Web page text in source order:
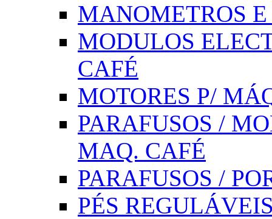
MANOMETROS
MODULOS
CAFÉ
MOTORES P/
PARAFUSOS /
MAQ. CAFÉ
PARAFUSOS /
PÉS